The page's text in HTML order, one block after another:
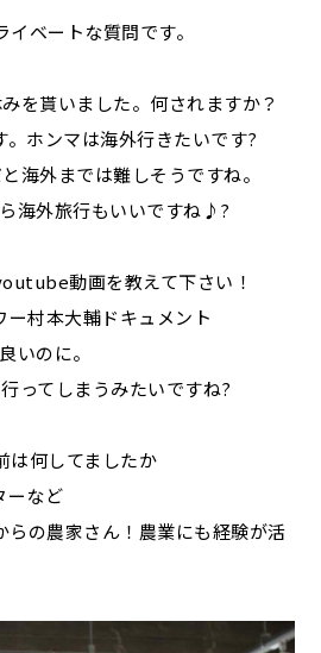
ベートな質問です。
を貰いました。何されますか？
ホンマは海外行きたいです?
海外までは難しそうですね。
海外旅行もいいですね♪?
動画を教えて下さい！
村本大輔ドキュメント
いのに。
ってしまうみたいですね?
は何してましたか
ーなど
らの農家さん！農業にも経験が活